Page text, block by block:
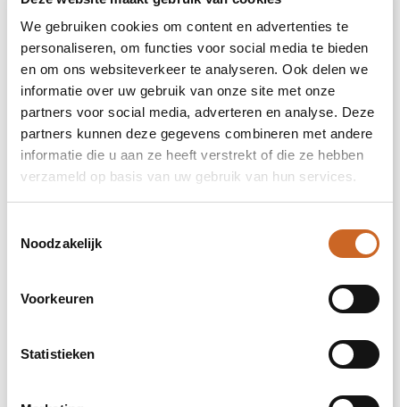
We gebruiken cookies om content en advertenties te
personaliseren, om functies voor social media te bieden
en om ons websiteverkeer te analyseren. Ook delen we
informatie over uw gebruik van onze site met onze
partners voor social media, adverteren en analyse. Deze
partners kunnen deze gegevens combineren met andere
informatie die u aan ze heeft verstrekt of die ze hebben
verzameld op basis van uw gebruik van hun services.
Noodzakelijk
Voorkeuren
Statistieken
Borduren
3. Kies je maat
XS
S
M
L
XL